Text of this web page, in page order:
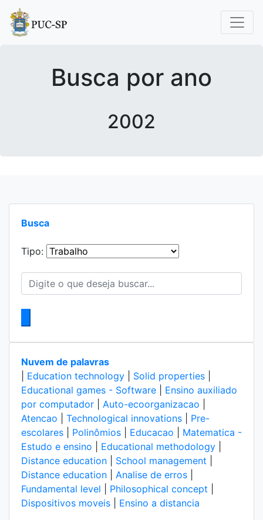
Busca por ano
2002
Busca
Tipo:
Nuvem de palavras
Education technology Solid properties
Educational games - Software
Ensino auxiliado
por computador
Auto-ecoorganizacao
Atencao
Technological innovations
Pre-
escolares
Polinômios Educacao
Matematica -
Estudo e ensino
Educational methodology
Distance education
School management
Distance education
Analise de erros
Fundamental level
Philosophical concept
Dispositivos moveis
Ensino a distancia